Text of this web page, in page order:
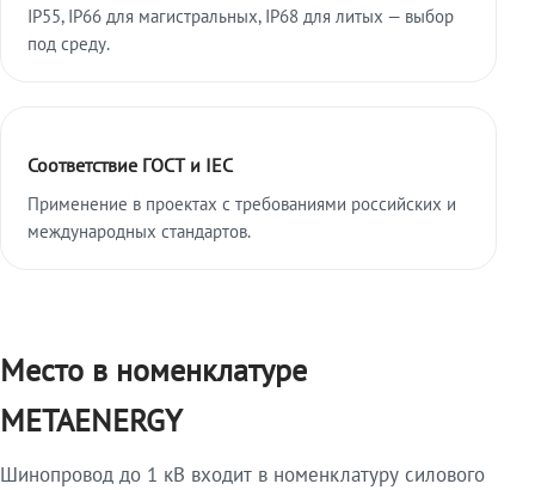
IP55, IP66 для магистральных, IP68 для литых — выбор
под среду.
Соответствие ГОСТ и IEC
Применение в проектах с требованиями российских и
международных стандартов.
Место в номенклатуре
METAENERGY
Шинопровод до 1 кВ входит в номенклатуру силового